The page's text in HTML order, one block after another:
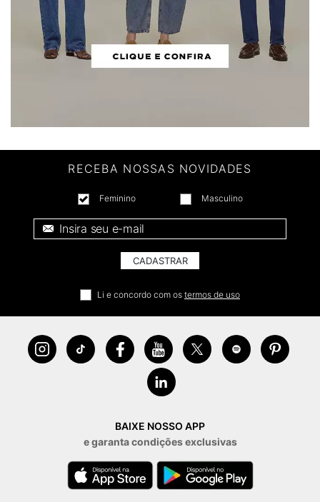
RECEBA NOSSAS NOVIDADES
Feminino Masculino
CADASTRAR
Li e concordo com os termos de uso
BAIXE NOSSO APP
e garanta condições exclusivas